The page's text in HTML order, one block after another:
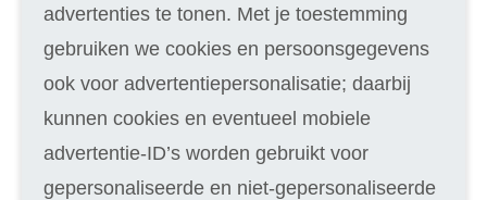
Fotografie en Film
Gezondheidszorg en Welzijn
Grafische vormgeving en Multimedia
Horeca en Gastvrijheid
HRM
ICT
advertenties te tonen. Met je toestemming
gebruiken we cookies en persoonsgegevens
ook voor advertentiepersonalisatie; daarbij
kunnen cookies en eventueel mobiele
advertentie-ID’s worden gebruikt voor
gepersonaliseerde en niet-gepersonaliseerde